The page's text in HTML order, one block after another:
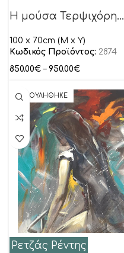
Η μούσα Τερψιχόρη…
100 x 70cm (M x Y)
Κωδικός Προϊόντος: 2874
850.00€ – 950.00€
ΠΟΥΛΗΘΗΚΕ
Ρετζάς Ρέντης